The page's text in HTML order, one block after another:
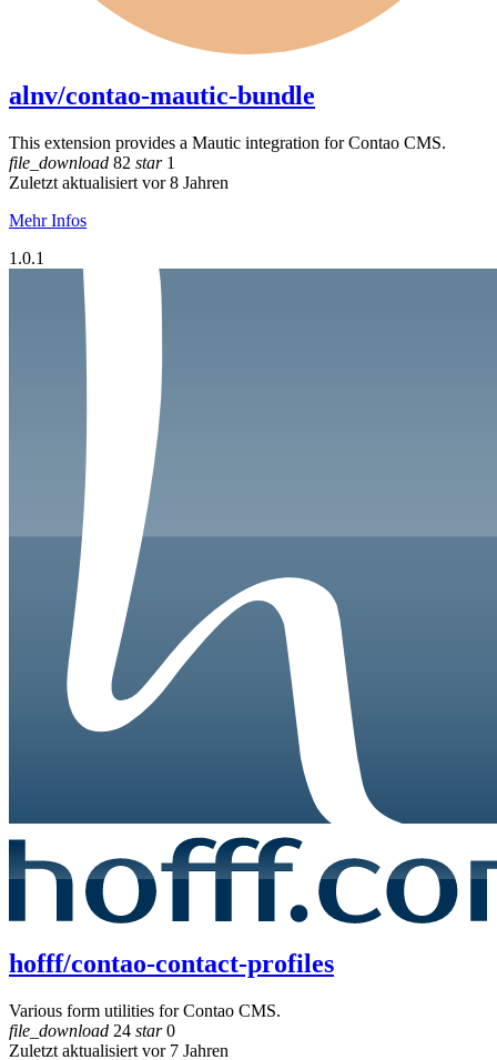
alnv/contao-mautic-bundle
This extension provides a Mautic integration for Contao CMS.
file_download 82 star1
Zuletzt aktualisiert vor 8 Jahren
Mehr Infos
1.0.1
hofff/contao-contact-profiles
Various form utilities for Contao CMS.
file_download 24 star0
Zuletzt aktualisiert vor 7 Jahren